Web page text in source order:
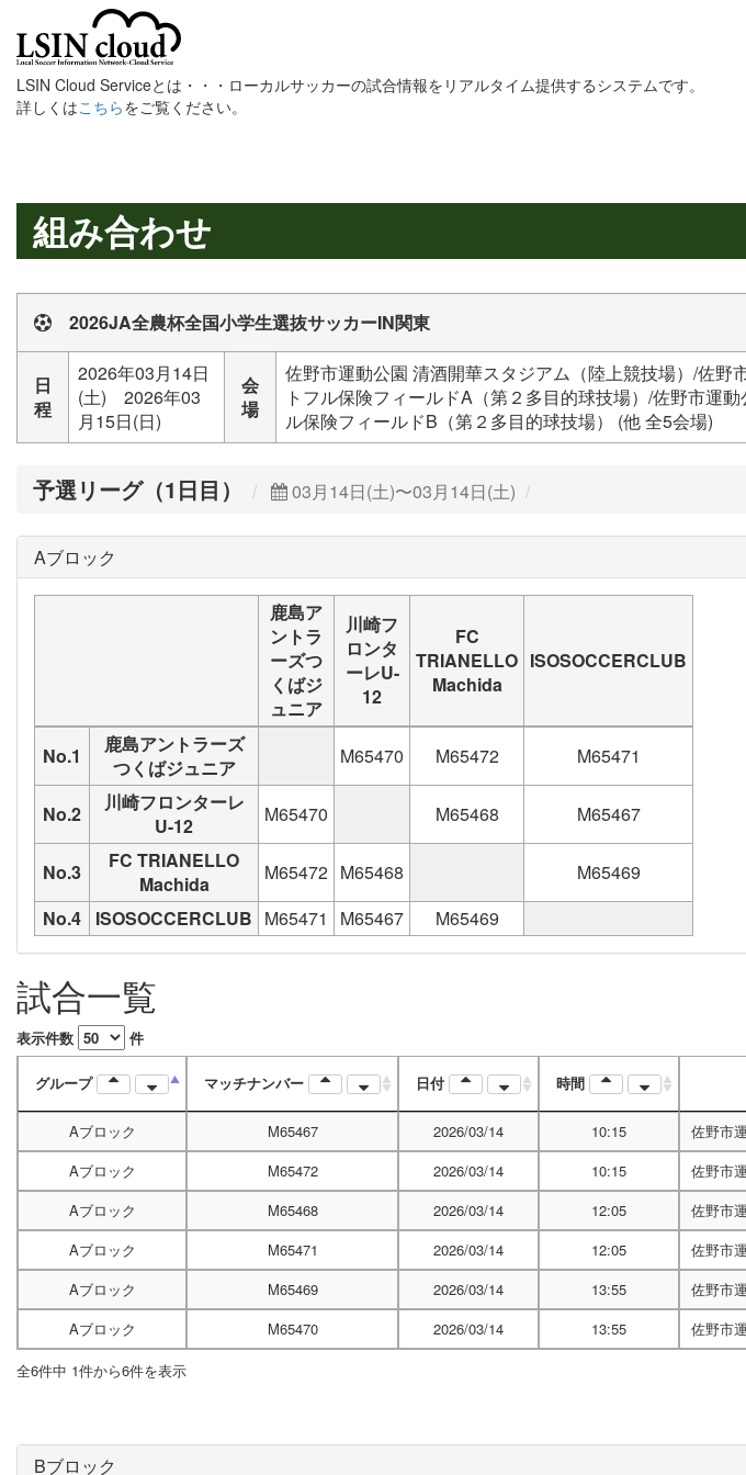
LSIN Cloud Serviceとは・・・ローカルサッカーの試合情報をリアルタイム提供するシステムです。
詳しくはこちらをご覧ください。
組み合わせ
2026JA全農杯全国小学生選抜サッカーIN関東
日
程
2026年03月14日
(土) 2026年03
月15日(日)
会
場
佐野市運動公園 清酒開華スタジアム（陸上競技場）/佐
トフル保険フィールドA（第２多目的球技場）/佐野市運
ル保険フィールドB（第２多目的球技場） (他 全5会場)
予選リーグ（1日目） 03月14日(土)〜03月14日(土)
Aブロック
鹿島ア
ントラ
ーズつ
くばジ
ュニア
川崎フ
ロンタ
ーレU-
12
FC
TRIANELLO
Machida
ISOSOCCERCLUB
No.1
鹿島アントラーズ
つくばジュニア
M65470 M65472 M65471
No.2
川崎フロンターレ
U-12
M65470 M65468 M65467
No.3
FC TRIANELLO
Machida
M65472 M65468
M65469
No.4
ISOSOCCERCLUB M65471 M65467 M65469
試合一覧
表示件数 件
グループ マッチナンバー 日付 時間
Aブロック M65467 2026/03/14 10:15 佐野市
Aブロック
M65472 2026/03/14 10:15 佐野市
Aブロック
M65468 2026/03/14 12:05 佐野市
Aブロック
M65471 2026/03/14 12:05 佐野市
Aブロック
M65469 2026/03/14 13:55 佐野市
Aブロック
M65470 2026/03/14 13:55 佐野市
全6件中 1件から6件を表示
Bブロック